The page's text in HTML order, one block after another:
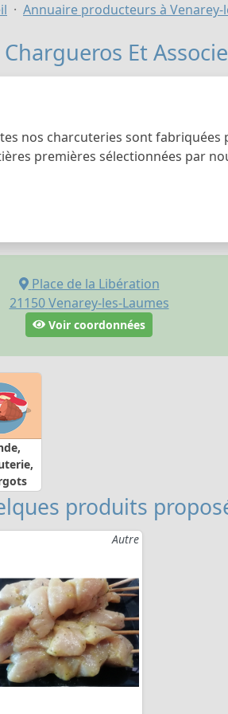
Annuaire producteurs à Venarey-
Chargueros Et
nos charcuteries sont
premières sélectionnées par
Place de la Libération
21150 Venarey-les-Laumes
Voir coordonnées
produits
Autre